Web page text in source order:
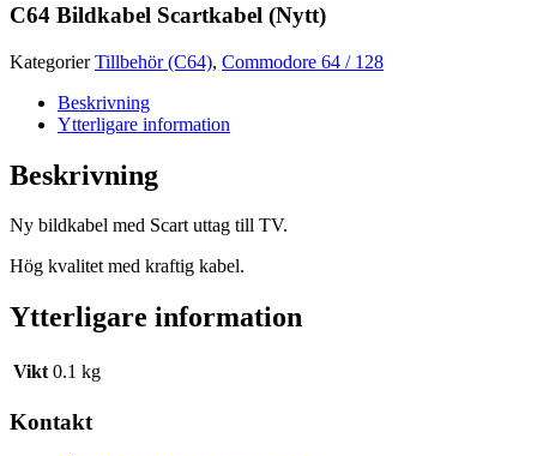
C64 Bildkabel Scartkabel (Nytt)
Kategorier Tillbehör (C64), Commodore 64 / 128
Beskrivning
Ytterligare information
Beskrivning
Ny bildkabel med Scart uttag till TV.
Hög kvalitet med kraftig kabel.
Ytterligare information
Vikt 0.1 kg
Kontakt